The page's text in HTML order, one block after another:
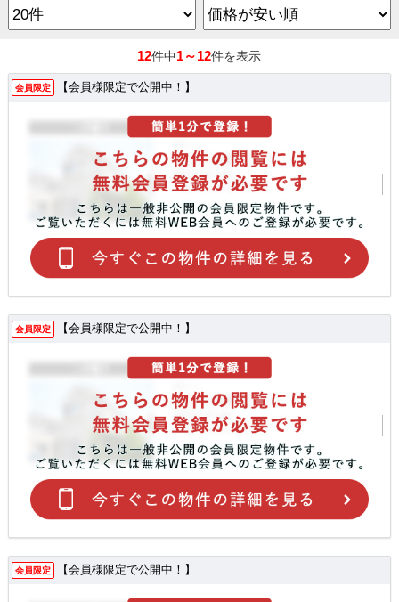
12件中1～12件を表示
会員限定 【会員様限定で公開中！】
会員限定 【会員様限定で公開中！】
会員限定 【会員様限定で公開中！】